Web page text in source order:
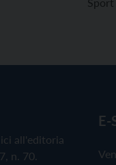
all'editoria
n. 70.
E-